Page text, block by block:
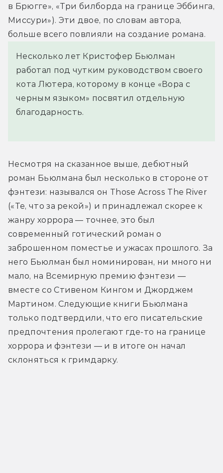
в Брюгге», «Три билборда на границе Эббинга,
Миссури»). Эти двое, по словам автора,
больше всего повлияли на создание романа.
Несколько лет Кристофер Бьюлман
работал под чутким руководством своего
кота Лютера, которому в конце «Вора с
черным языком» посвятил отдельную
благодарность.
Несмотря на сказанное выше, дебютный
роман Бьюлмана был несколько в стороне от
фэнтези: назывался он Those Across The River
(«Те, что за рекой») и принадлежал скорее к
жанру хоррора — точнее, это был
современный готический роман о
заброшенном поместье и ужасах прошлого. За
него Бьюлман был номинирован, ни много ни
мало, на Всемирную премию фэнтези —
вместе со Стивеном Кингом и Джорджем
Мартином. Следующие книги Бьюлмана
только подтвердили, что его писательские
предпочтения пролегают где-то на границе
хоррора и фэнтези — и в итоге он начал
склоняться к гримдарку.